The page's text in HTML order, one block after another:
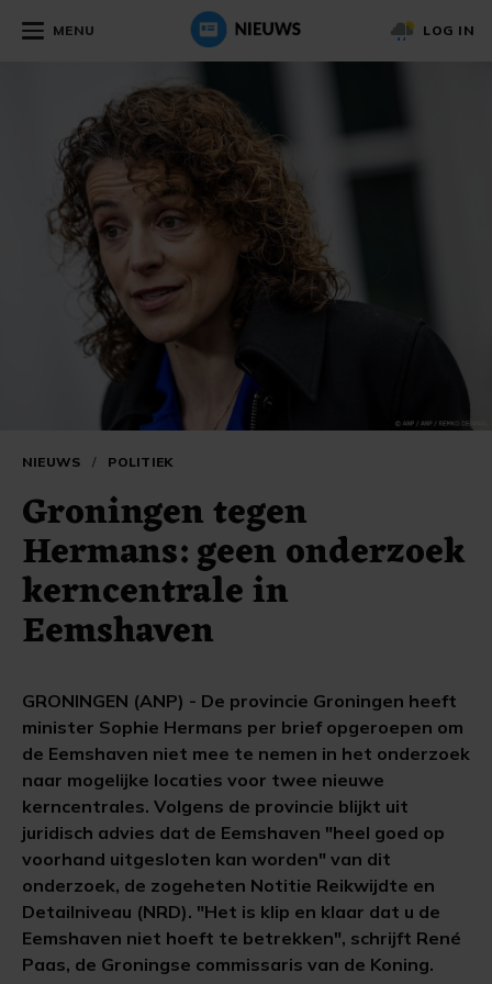
MENU LOG IN
NIEUWS / POLITIEK
Groningen tegen
Hermans: geen onderzoek
kerncentrale in
Eemshaven
GRONINGEN (ANP) - De provincie Groningen heeft
minister Sophie Hermans per brief opgeroepen om
de Eemshaven niet mee te nemen in het onderzoek
naar mogelijke locaties voor twee nieuwe
kerncentrales. Volgens de provincie blijkt uit
juridisch advies dat de Eemshaven "heel goed op
voorhand uitgesloten kan worden" van dit
onderzoek, de zogeheten Notitie Reikwijdte en
Detailniveau (NRD). "Het is klip en klaar dat u de
Eemshaven niet hoeft te betrekken", schrijft René
Paas, de Groningse commissaris van de Koning.